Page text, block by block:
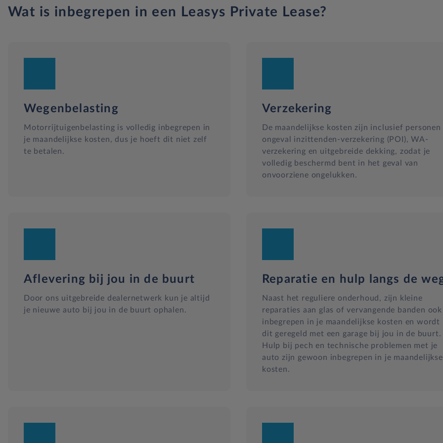
Wat is inbegrepen in een Leasys Private Lease?
Wegenbelasting
Motorrijtuigenbelasting is volledig inbegrepen in
je maandelijkse kosten, dus je hoeft dit niet zelf
te betalen.
Verzekering
De maandelijkse kosten zijn inclusief personen
ongeval inzittenden-verzekering (POI), WA-
verzekering en uitgebreide dekking, zodat je
volledig beschermd bent in het geval van
onvoorziene ongelukken.
Aflevering bij jou in de buurt
Door ons uitgebreide dealernetwerk kun je altijd
je nieuwe auto bij jou in de buurt ophalen.
Reparatie en hulp langs de
Naast het reguliere onderhoud, zijn kleine
reparaties aan glas of vervangende banden ook
inbegrepen in je maandelijkse kosten en wordt
dit geregeld met een garage bij jou in de buurt.
Hulp bij pech en technische problemen met je
auto zijn gewoon inbegrepen in je maandelijkse
kosten.